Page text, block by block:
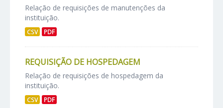
Relação de requisições de manutenções da
instituição.
CSV PDF
REQUISIÇÃO DE HOSPEDAGEM
Relação de requisições de hospedagem da
instituição.
CSV PDF